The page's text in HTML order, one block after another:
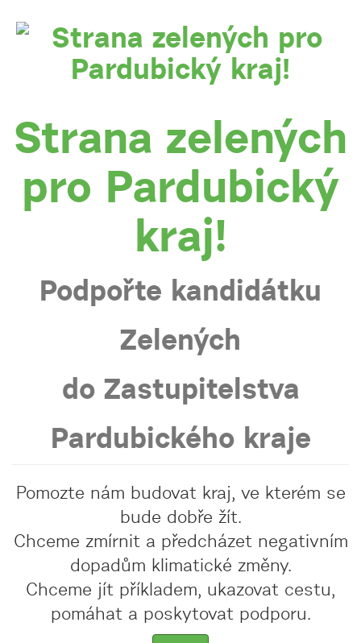
Strana zelených
pro Pardubický
kraj!
Podpořte kandidátku
Zelených
do Zastupitelstva
Pardubického kraje
Pomozte nám budovat kraj, ve kterém se
bude dobře žít.
Chceme zmírnit a předcházet negativním
dopadům klimatické změny.
Chceme jít příkladem, ukazovat cestu,
pomáhat a poskytovat podporu.